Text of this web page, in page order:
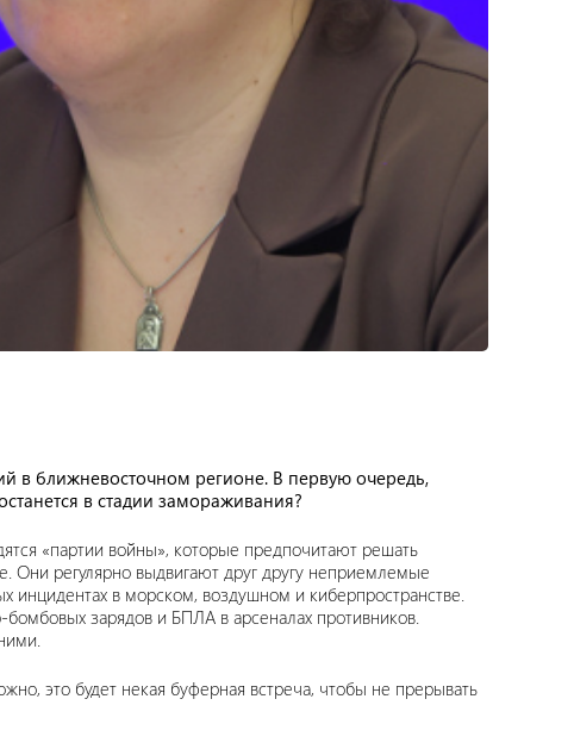
в ближневосточном регионе. В первую очередь,
в стадии замораживания?
«партии войны», которые предпочитают решать
регулярно выдвигают друг другу неприемлемые
в морском, воздушном и киберпространстве.
зарядов и БПЛА в арсеналах противников.
это будет некая буферная встреча, чтобы не прерывать